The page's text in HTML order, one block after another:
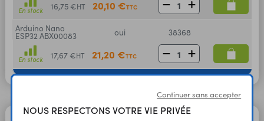
En stock 16,75 €HT 20,10 €TTC
Arduino Nano
ESP32 ABX00083 oui 38368
En stock 17,67 €HT 21,20 €TTC
Continuer sans accepter
NOUS RESPECTONS VOTRE VIE PRIVÉE